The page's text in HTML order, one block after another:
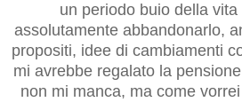
un periodo buio della
assolutamente abbandonarlo,
propositi, idee di cambiamenti
mi avrebbe regalato la
non mi manca, ma come